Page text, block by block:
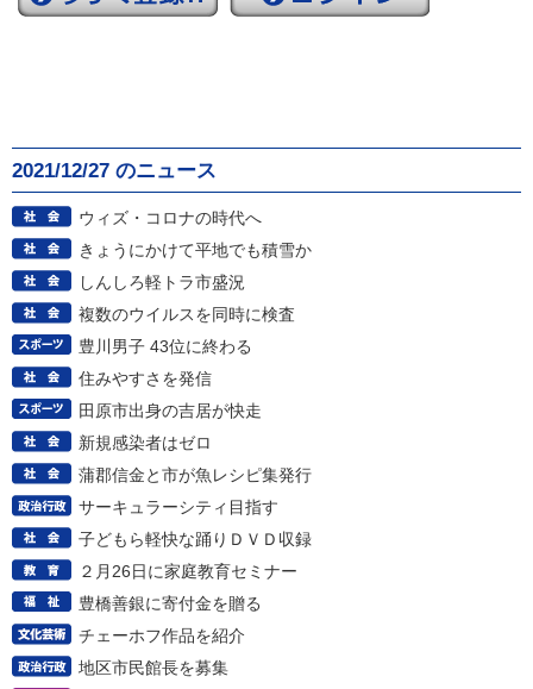
2021/12/27 のニュース
ウィズ・コロナの時代へ
きょうにかけて平地でも積雪か
しんしろ軽トラ市盛況
複数のウイルスを同時に検査
豊川男子 43位に終わる
住みやすさを発信
田原市出身の吉居が快走
新規感染者はゼロ
蒲郡信金と市が魚レシピ集発行
サーキュラーシティ目指す
子どもら軽快な踊りＤＶＤ収録
２月26日に家庭教育セミナー
豊橋善銀に寄付金を贈る
チェーホフ作品を紹介
地区市民館長を募集